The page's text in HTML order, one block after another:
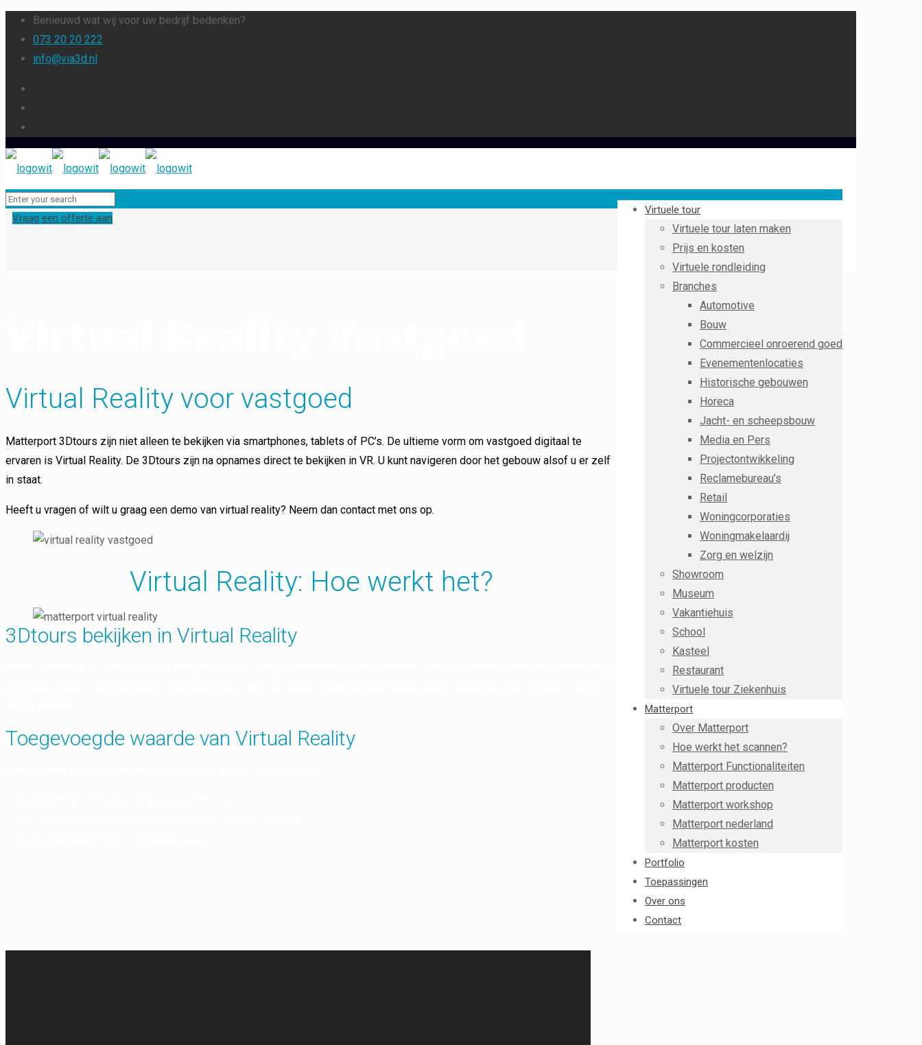
Benieuwd wat wij voor uw bedrijf bedenken?
073 20 20 222
info@via3d.nl
Virtuele tour
Virtuele tour laten maken
Prijs en kosten
Virtuele rondleiding
Branches
Automotive
Bouw
Commercieel onroerend goed
Evenementenlocaties
Historische gebouwen
Horeca
Jacht- en scheepsbouw
Media en Pers
Projectontwikkeling
Reclamebureau’s
Retail
Woningcorporaties
Woningmakelaardij
Zorg en welzijn
Showroom
Museum
Vakantiehuis
School
Kasteel
Restaurant
Virtuele tour Ziekenhuis
Matterport
Over Matterport
Hoe werkt het scannen?
Matterport Functionaliteiten
Matterport producten
Matterport workshop
Matterport nederland
Matterport kosten
Portfolio
Toepassingen
Over ons
Contact
Vraag een offerte aan
Virtual Reality voor vastgoed
Matterport 3Dtours zijn niet alleen te bekijken via smartphones, tablets of PC’s. De ultieme vorm om vastgoed digitaal te
ervaren is Virtual Reality. De 3Dtours zijn na opnames direct te bekijken in VR. U kunt navigeren door het gebouw alsof u er zelf
in staat.
Heeft u vragen of wilt u graag een demo van virtual reality? Neem dan contact met ons op.
Virtual Reality: Hoe werkt het?
3Dtours bekijken in Virtual Reality
Toegevoegde waarde van Virtual Reality